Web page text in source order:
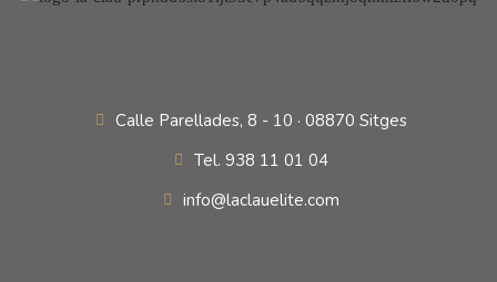
Calle Parellades, 8 - 10 · 08870 Sitges
Tel. 938 11 01 04
info@laclauelite.com